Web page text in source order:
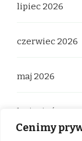
Cenimy
lipiec 2026
czerwiec 2026
maj 2026
kwiecień 2026